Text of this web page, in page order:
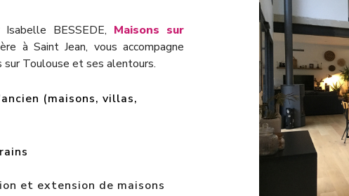
BESSEDE, Maisons sur
à Saint Jean, vous accompagne
Toulouse et ses alentours.
(maisons, villas,
et extension de maisons